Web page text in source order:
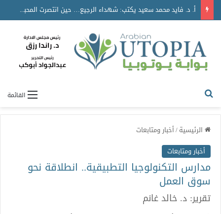
أ. د. فايد محمد سعيد يكتب: شهداء الرجيع… حين انتصرت المحبة على الموت
القائمة
الرئيسية/أخبار ومتابعات
أخبار ومتابعات
مدارس التكنولوجيا التطبيقية.. انطلاقة نحو
سوق العمل
تقرير: د. خالد غانم